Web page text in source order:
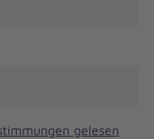
gelesen